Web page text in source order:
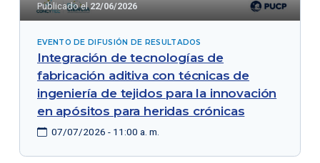
Publicado el22/06/2026
EVENTO DE DIFUSIÓN DE RESULTADOS
Integración de tecnologías de
fabricación aditiva con técnicas de
ingeniería de tejidos para la innovación
en apósitos para heridas crónicas
07/07/2026 - 11:00 a. m.